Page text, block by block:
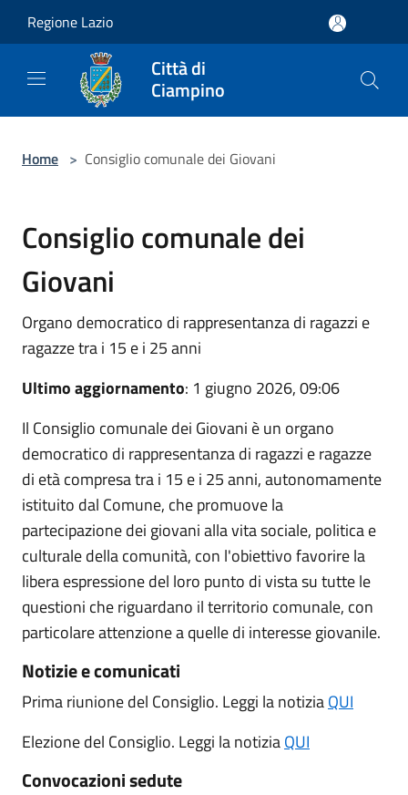
Regione Lazio
Città di
Ciampino
Home > Consiglio comunale dei Giovani
Consiglio comunale dei
Giovani
Organo democratico di rappresentanza di ragazzi e
ragazze tra i 15 e i 25 anni
Ultimo aggiornamento: 1 giugno 2026, 09:06
Il Consiglio comunale dei Giovani è un organo
democratico di rappresentanza di ragazzi e ragazze
di età compresa tra i 15 e i 25 anni, autonomamente
istituito dal Comune, che promuove la
partecipazione dei giovani alla vita sociale, politica e
culturale della comunità, con l'obiettivo favorire la
libera espressione del loro punto di vista su tutte le
questioni che riguardano il territorio comunale, con
particolare attenzione a quelle di interesse giovanile.
Notizie e comunicati
Prima riunione del Consiglio. Leggi la notiziaQUI
Elezione del Consiglio. Leggi la notiziaQUI
Convocazioni sedute